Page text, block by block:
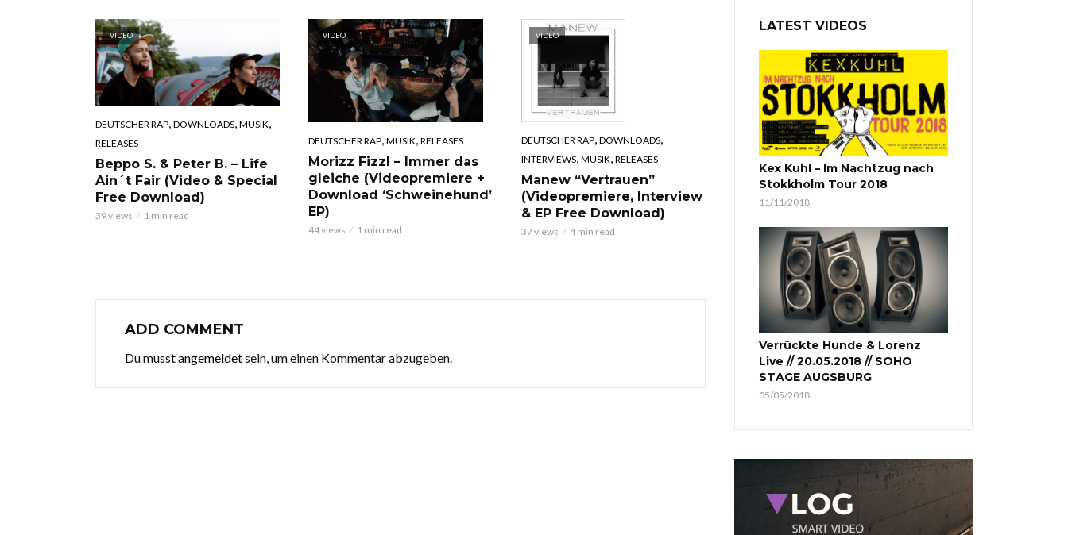
VIDEO
DEUTSCHER RAP DOWNLOADS MUSIK
RELEASES
Beppo S. & Peter B. – Life
Ain´t Fair (Video & Special
Free Download)
39 views 1 min read
VIDEO
DEUTSCHER RAP, MUSIK RELEASES
Morizz Fizzl – Immer das
gleiche (Videopremiere +
Download ‘Schweinehund’
EP)
44 views 1 min read
VIDEO
DEUTSCHER RAP, DOWNLOADS,
INTERVIEWS, MUSIK, RELEASES
Manew “Vertrauen”
(Videopremiere, Interview
& EP Free Download)
37 views 4 min read
ADD COMMENT
Du musstangemeldetsein, um einen Kommentar abzugeben.
LATEST VIDEOS
Kex Kuhl – Im Nachtzug nach
Stokkholm Tour 2018
11/11/2018
Verrückte Hunde & Lorenz
Live // 20.05.2018 // SOHO
STAGE AUGSBURG
05/05/2018